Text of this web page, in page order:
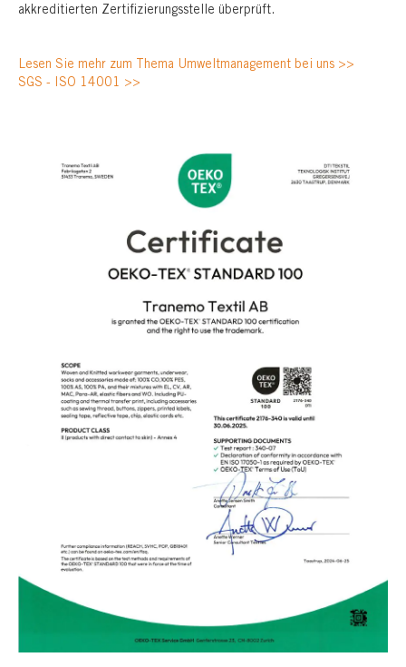
akkreditierten Zertifizierungsstelle überprüft.
Lesen Sie mehr zum Thema Umweltmanagement bei uns >>
SGS - ISO 14001 >>